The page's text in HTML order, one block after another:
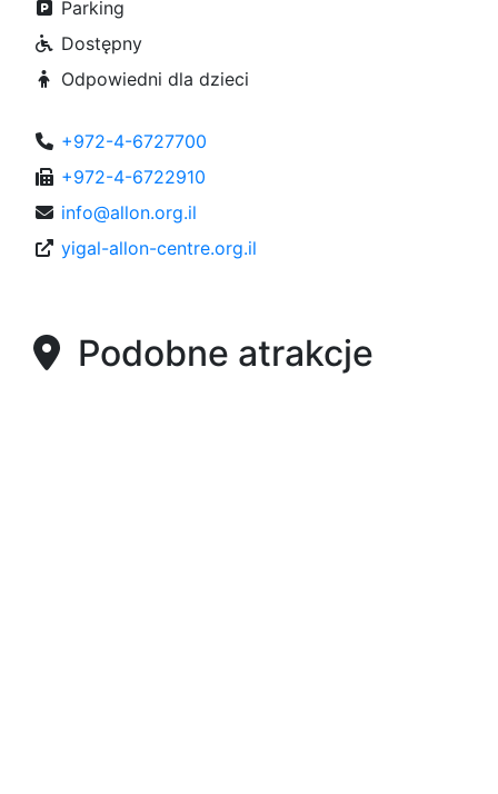
Parking
Dostępny
Odpowiedni dla dzieci
+972-4-6727700
+972-4-6722910
info@allon.org.il
yigal-allon-centre.org.il
Podobne atrakcje